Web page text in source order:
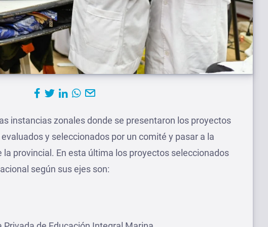
instancias zonales donde se presentaron los proyectos
y seleccionados por un comité y pasar a la
provincial. En esta última los proyectos seleccionados
según sus ejes son: